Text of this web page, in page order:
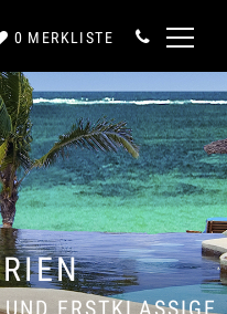
0 MERKLISTE
ERSTKLASSIGE